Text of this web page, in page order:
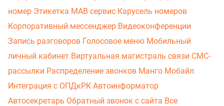
номер Этикетка МАВ сервис Карусель номеров
Корпоративный мессенджер Видеоконференции
Запись разговоров Голосовое меню Мобильный
личный кабинет Виртуальная магистраль связи СМС-
рассылки Распределение звонков Манго Мобайл
Интеграция с ОПДкРК Автоинформатор
Автосекретарь Обратный звонок с сайта Все